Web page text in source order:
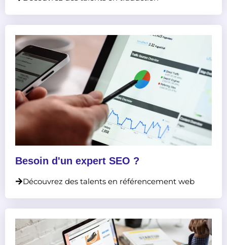
Besoin d'un expert SEO ?
Découvrez des talents en référencement web